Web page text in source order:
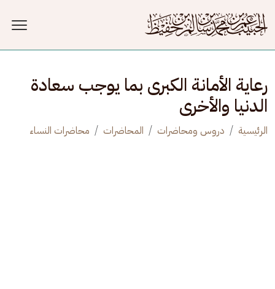
رعاية الأمانة الكبرى بما يوجب سعادة
الدنيا والأخرى
الرئيسية دروس ومحاضرات المحاضرات محاضرات النساء